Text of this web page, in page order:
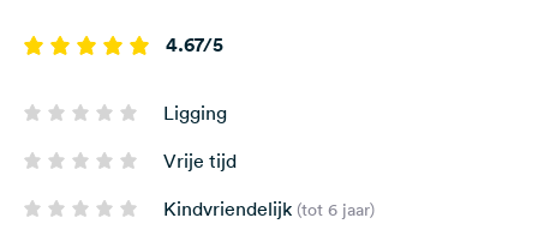
4.67/5
Ligging
Vrije tijd
Kindvriendelijk (tot 6 jaar)